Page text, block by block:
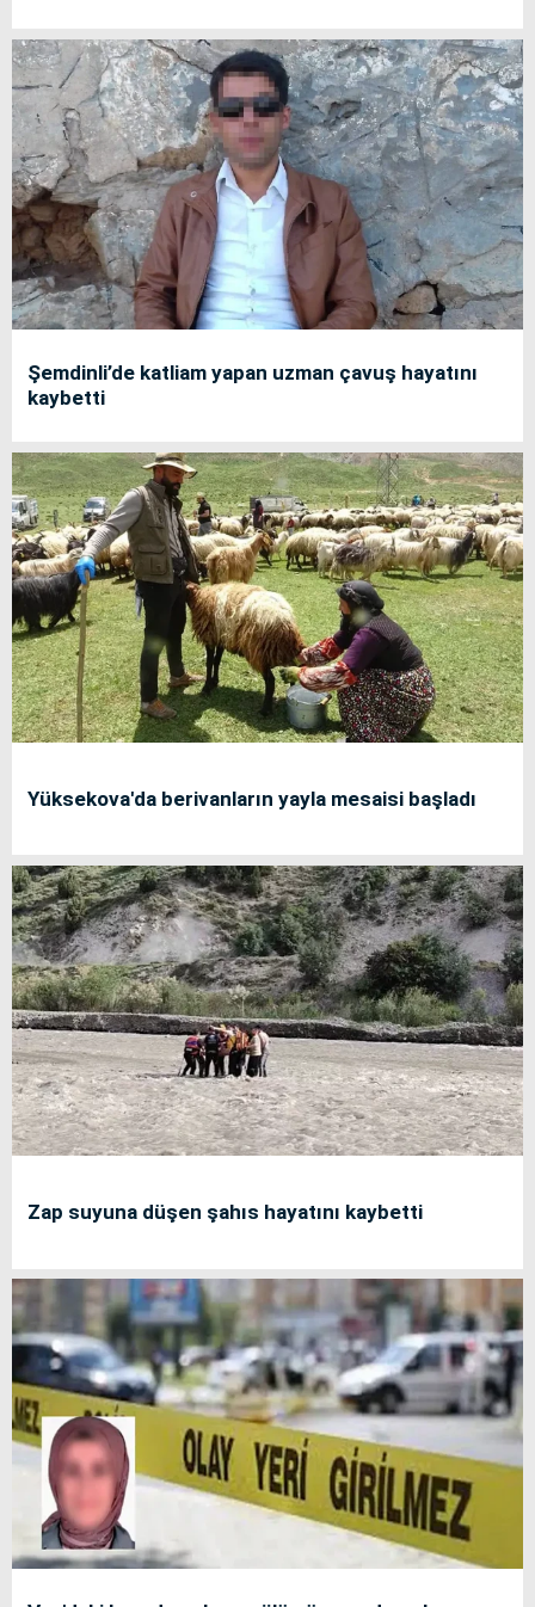
Şemdinli’de katliam yapan uzman çavuş hayatını
kaybetti
Yüksekova'da berivanların yayla mesaisi başladı
Zap suyuna düşen şahıs hayatını kaybetti